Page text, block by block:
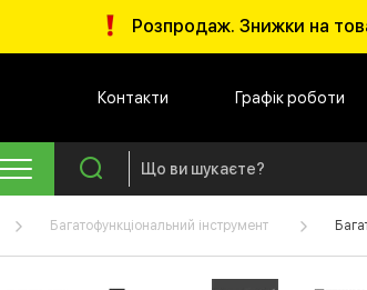
Розпродаж. Знижки на
Контакти Графік роботи
Багатофункціональний інструмент